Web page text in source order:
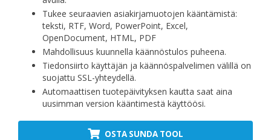
Tukee seuraavien asiakirjamuotojen kääntämistä:
teksti, RTF, Word, PowerPoint, Excel,
OpenDocument, HTML, PDF
Mahdollisuus kuunnella käännöstulos puheena.
Tiedonsiirto käyttäjän ja käännöspalvelimen välillä on
suojattu SSL-yhteydellä.
Automaattisen tuotepäivityksen kautta saat aina
uusimman version kääntimestä käyttöösi.
OSTA SUNDA TOOL